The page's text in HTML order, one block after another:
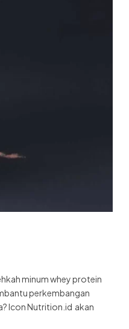
minum whey protein
perkembangan
Icon Nutrition.id akan